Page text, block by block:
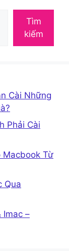
Tìm
kiếm
Cài Những
Phải Cài
Macbook Từ
Qua
Imac –